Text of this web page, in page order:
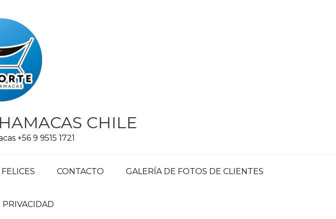
CHILE
+56 9 9515 1721
CONTACTO GALERÍA DE FOTOS DE CLIENTES